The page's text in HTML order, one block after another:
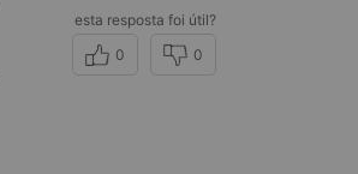
esta resposta foi útil?
0
0